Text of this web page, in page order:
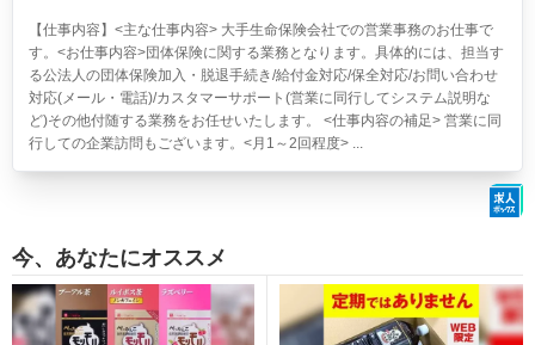
【仕事内容】<主な仕事内容> 大手生命保険会社での営業事務のお仕事で
す。<お仕事内容>団体保険に関する業務となります。具体的には、担当す
る公法人の団体保険加入・脱退手続き/給付金対応/保全対応/お問い合わせ
対応(メール・電話)/カスタマーサポート(営業に同行してシステム説明な
ど)その他付随する業務をお任せいたします。 <仕事内容の補足> 営業に同
行しての企業訪問もございます。<月1～2回程度> ...
今、あなたにオススメ